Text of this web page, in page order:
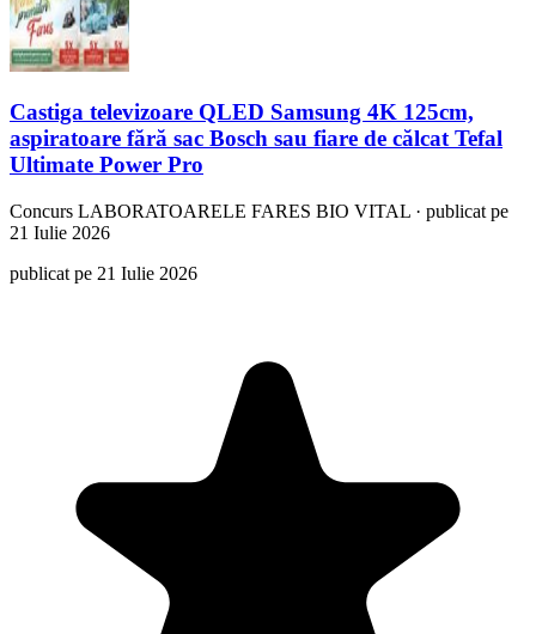
Castiga televizoare QLED Samsung 4K 125cm,
aspiratoare fără sac Bosch sau fiare de călcat Tefal
Ultimate Power Pro
Concurs LABORATOARELE FARES BIO VITAL · publicat pe
21 Iulie 2026
publicat pe 21 Iulie 2026